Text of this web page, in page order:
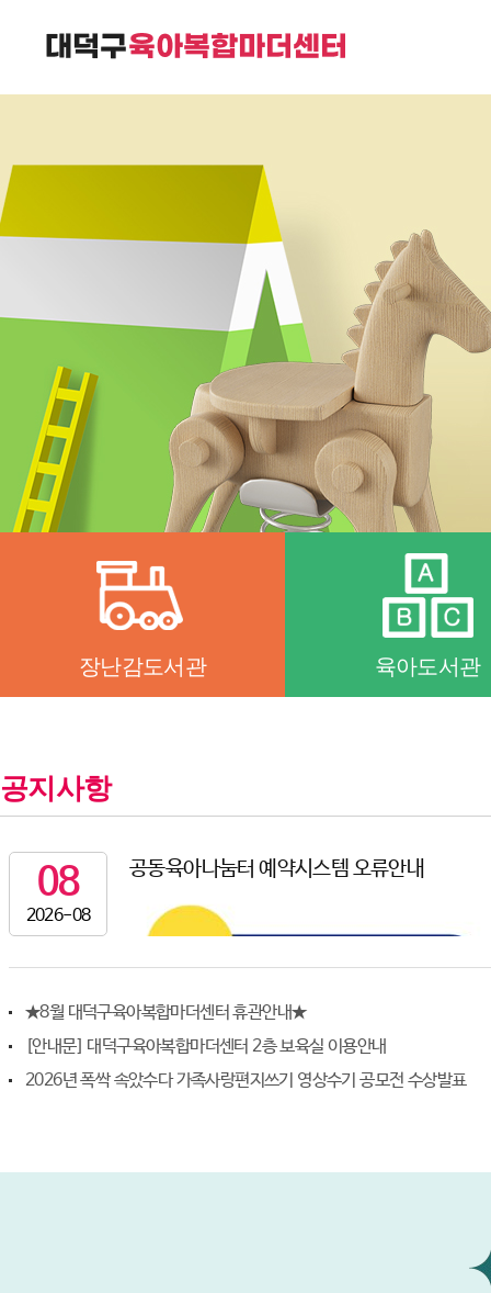
대덕구육아복합마더센터는
가족친화 복합커뮤니티 공간입니다.
장난감도서관 육아도서관
공지사항
08
2026-08
공동육아나눔터 예약시스템 오류안내
★8월 대덕구육아복합마더센터 휴관안내★
[안내문] 대덕구육아복합마더센터 2층 보육실 이용안내
2026년 폭싹 속았수다 가족사랑편지쓰기 영상수기 공모전 수상발표